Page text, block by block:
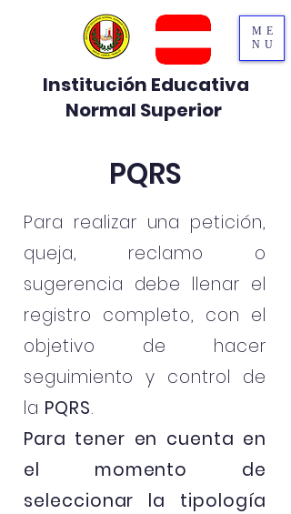
ME
NU
Institución Educativa
Normal Superior
PQRS
Para realizar una petición,
queja, reclamo o
sugerencia debe llenar el
registro completo, con el
objetivo de hacer
seguimiento y control de
la PQRS.
Para tener en cuenta en
el momento de
seleccionar la tipología